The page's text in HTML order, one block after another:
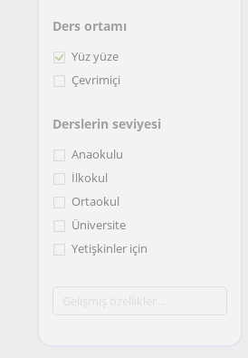
Ders ortamı
Yüz yüze
Çevrimiçi
Derslerin seviyesi
Anaokulu
İlkokul
Ortaokul
Üniversite
Yetişkinler için